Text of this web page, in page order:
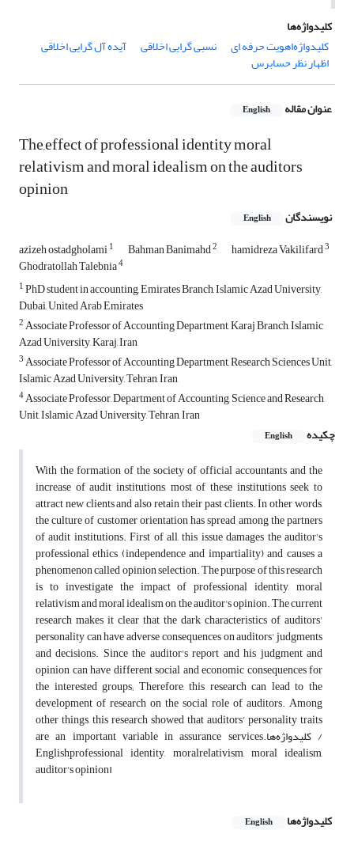
کلیدواژه‌ها
کلیدواژه‌اهویت حرفه ای
نسبی گرایی اخلاقی آیده آل گرایی اخلاقی
اظهار نظر حسابرس
عنوان مقاله English
The,effect of professional identity moral
relativism and moral idealism on the auditors
opinion
نویسندگان English
azizeh ostadgholami1 Bahman Banimahd2 hamidreza Vakilifard3
Ghodratollah Talebnia4
1PhD student in accounting, Emirates Branch, Islamic Azad University,
Dubai, United Arab Emirates
2Associate Professor of Accounting Department, Karaj Branch, Islamic
Azad University, Karaj, Iran
3Associate Professor of Accounting Department, Research Sciences Unit,
Islamic Azad University, Tehran, Iran
4Associate Professor, Department of Accounting, Science and Research
Unit, Islamic Azad University, Tehran, Iran
چکیده
English
With the formation of the society of official accountants and the
increase of audit institutions, most of these institutions seek to
attract new clients and also retain their past clients. In other words,
the culture of customer orientation has spread among the partners
of audit institutions. First of all, this issue damages the auditor's
professional ethics (independence and impartiality) and causes a
phenomenon called opinion selection. The purpose of this research
is to investigate the impact of professional identity, moral
relativism and moral idealism on the auditor's opinion. The current
research makes it clear that the dark characteristics of auditors'
personality can have adverse consequences on auditors' judgments
and decisions. Since the auditor's report and his judgment and
opinion can have different social and economic consequences for
the interested groups; Therefore, this research can lead to the
development of research on the social role of auditors. Among
other things, this research showed that auditors' personality traits
are an important variable in assurance services.کلیدواژه‌ها /
Englishprofessional identity, moralrelativism, moral idealism,
auditor's opinionا
کلیدواژه‌ها English